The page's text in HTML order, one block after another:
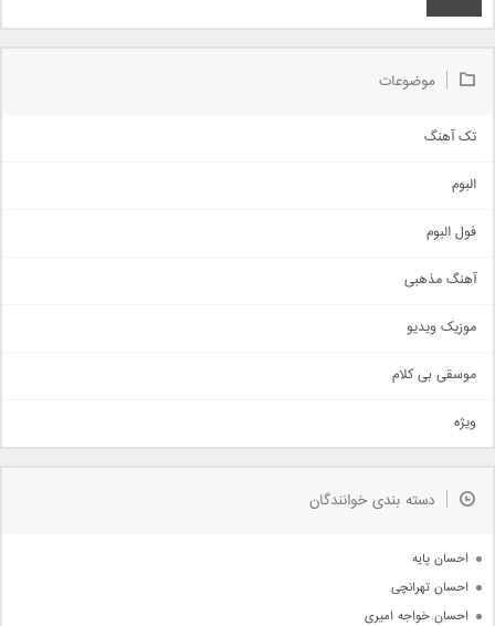
موضوعات
تک آهنگ
اجتماعی
حماسی
سنتی
اهنگ بندرعباسی
دمو
مذهبی
جدیدترین ها
البوم
فول البوم
آهنگ مذهبی
موزیک ویدیو
موسقی بی کلام
ویژه
دسته بندی خوانندگان
احسان پایه
احسان تهرانچی
احسان خواجه امیری